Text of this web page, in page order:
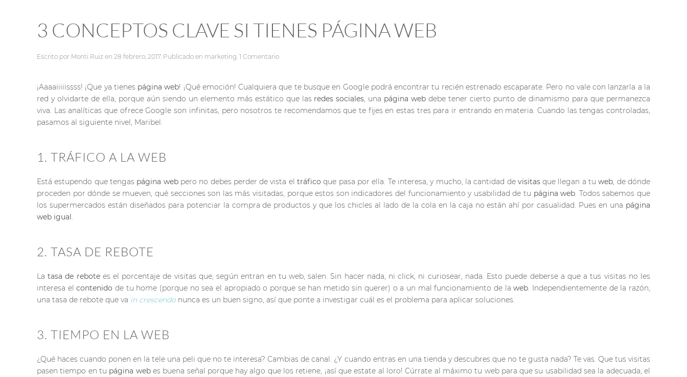
3 CONCEPTOS CLAVE SI TIENES PÁGINA WEB
Escrito por Monti Ruiz en 28 febrero, 2017. Publicado en marketing. 1 Comentario
¡Aaaaiiiiissss! ¡Que ya tienes página web! ¡Qué emoción! Cualquiera que te busque en Google podrá encontrar tu recién estrenado escaparate. Pero no vale con lanzarla a la
red y olvidarte de ella, porque aún siendo un elemento más estático que las redes sociales, una página web debe tener cierto punto de dinamismo para que permanezca
viva. Las analíticas que ofrece Google son infinitas, pero nosotros te recomendamos que te fijes en estas tres para ir entrando en materia. Cuando las tengas controladas,
pasamos al siguiente nivel, Maribel.
1. TRÁFICO A LA WEB
Está estupendo que tengas página webpero no debes perder de vista eltráfico que pasa por ella. Te interesa, y mucho, la cantidad de visitasque llegan a tuweb, de dónde
proceden por dónde se mueven, qué secciones son las más visitadas, porque estos son indicadores del funcionamiento y usabilidad de tu página web. Todos sabemos que
los supermercados están diseñados para potenciar la compra de productos y que los chicles al lado de la cola en la caja no están ahí por casualidad. Pues en una página
web igual.
2. TASA DE REBOTE
La tasa de rebotees el porcentaje de visitas que, según entran en tu web, salen. Sin hacer nada, ni click, ni curiosear, nada. Esto puede deberse a que a tus visitas no les
interesa elcontenido de tu home (porque no sea el apropiado o porque se han metido sin querer) o a un mal funcionamiento de laweb. Independientemente de la razón,
una tasa de rebote que va in crescendo nunca es un buen signo, así que ponte a investigar cuál es el problema para aplicar soluciones.
3. TIEMPO EN LA WEB
¿Qué haces cuando ponen en la tele una peli que no te interesa? Cambias de canal. ¿Y cuando entras en una tienda y descubres que no te gusta nada? Te vas. Que tus visitas
pasen tiempo en tu página webes buena señal porque hay algo que los retiene, ¡así que estate al loro! Cúrrate al máximo tu web para que su usabilidad sea la adecuada, el